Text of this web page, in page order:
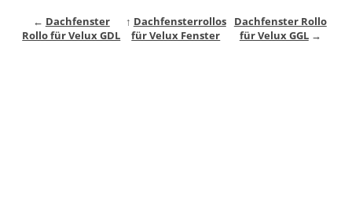
← Dachfenster
Rollo für Velux GDL
↑ Dachfensterrollos
für Velux Fenster
Dachfenster Rollo
für Velux GGL→